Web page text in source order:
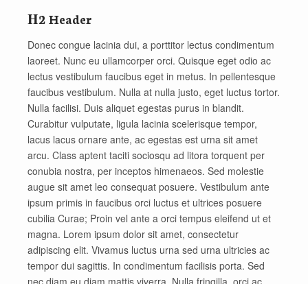
Η2 Header
Donec congue lacinia dui, a porttitor lectus condimentum
laoreet. Nunc eu ullamcorper orci. Quisque eget odio ac
lectus vestibulum faucibus eget in metus. In pellentesque
faucibus vestibulum. Nulla at nulla justo, eget luctus tortor.
Nulla facilisi. Duis aliquet egestas purus in blandit.
Curabitur vulputate, ligula lacinia scelerisque tempor,
lacus lacus ornare ante, ac egestas est urna sit amet
arcu. Class aptent taciti sociosqu ad litora torquent per
conubia nostra, per inceptos himenaeos. Sed molestie
augue sit amet leo consequat posuere. Vestibulum ante
ipsum primis in faucibus orci luctus et ultrices posuere
cubilia Curae; Proin vel ante a orci tempus eleifend ut et
magna. Lorem ipsum dolor sit amet, consectetur
adipiscing elit. Vivamus luctus urna sed urna ultricies ac
tempor dui sagittis. In condimentum facilisis porta. Sed
nec diam eu diam mattis viverra. Nulla fringilla, orci ac